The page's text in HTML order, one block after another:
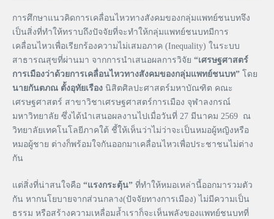
การศึกษาแนวคิดการเคลื่อนไหวทางสังคมของกลุ่มแพทย์ชนบทจึง
เป็นสิ่งที่ทำให้ทราบถึงปัจจัยที่จะทำให้กลุ่มแพทย์ชนบทมีการ
เคลื่อนไหวเพื่อเรียกร้องความไม่เสมอภาค (Inequality) ในระบบ
สาธารณสุขที่ผ่านมา จากการนำเสนอผลการวิจัย “เศรษฐศาสตร์
การเมืองว่าด้วยการเคลื่อนไหวทางสังคมของกลุ่มแพทย์ชนบท” โดย
นายกันตภณ ตั้งอุทัยเรือง นิสิตศิลปะศาสตร์มหาบัณฑิต คณะ
เศรษฐศาสตร์ สาขาวิชาเศรษฐศาสตร์การเมือง จุฬาลงกรณ์
มหาวิทยาลัย ซึ่งได้นำเสนอผลงานไปเมื่อวันที่ 27 มีนาคม 2569 ณ
วิทยาลัยเทคโนโลยีภาคใต้ ชี้ให้เห็นว่าไม่ว่าจะเป็นหมอผู้หญิงหรือ
หมอผู้ชาย ต่างก็พร้อมใจกันออกมาเคลื่อนไหวเพื่อประชาชนไม่ต่าง
กัน
แต่สิ่งที่น่าสนใจคือ “แรงกระตุ้น” ที่ทำให้หมอเหล่านี้ออกมารวมตัว
กัน หากนโยบายจากส่วนกลาง(ปัจจัยทางการเมือง) ไม่มีความเป็น
ธรรม หรือสร้างความเหลื่อมล้ำเราก็จะเห็นพลังของแพทย์ชนบทที่